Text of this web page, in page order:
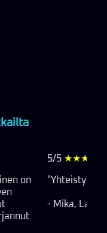
on
5/5 ★★★★★
"Yhteistyö
- Mika,